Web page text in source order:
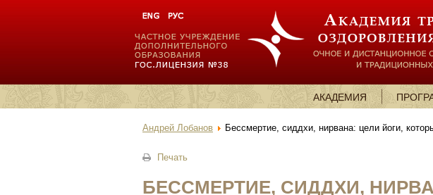
АКАДЕМИЯ
Андрей Лобанов Бессмертие, сиддхи, нирвана: цели йоги,
Печать
БЕССМЕРТИЕ, СИДДХИ,